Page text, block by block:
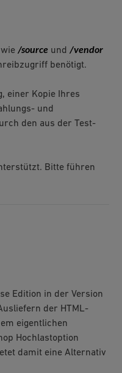
/source und /vendor
benötigt.
einer Kopie Ihres
und
den aus der Test-
Bitte führen
Edition in der Version
der HTML-
eigentlichen
Hochlastoption
damit eine Alternativ